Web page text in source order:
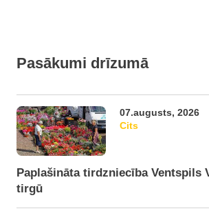
Pasākumi drīzumā
07.augusts, 2026
Cits
Paplašināta tirdzniecība Ventspils
tirgū